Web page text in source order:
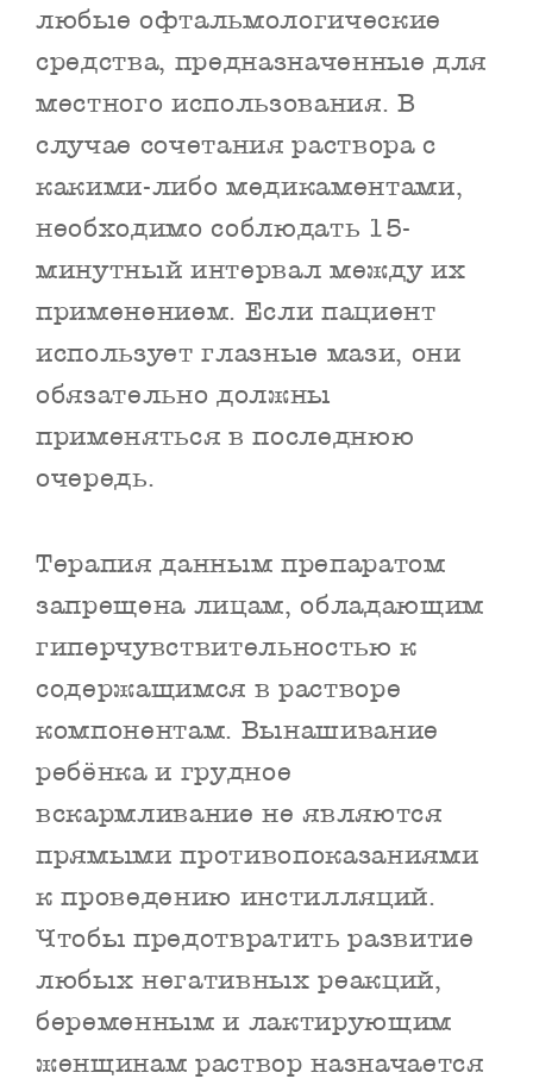
любые офтальмологические
средства, предназначенные для
местного использования. В
случае сочетания раствора с
какими-либо медикаментами,
необходимо соблюдать 15-
минутный интервал между их
применением. Если пациент
использует глазные мази, они
обязательно должны
применяться в последнюю
очередь.
Терапия данным препаратом
запрещена лицам, обладающим
гиперчувствительностью к
содержащимся в растворе
компонентам. Вынашивание
ребёнка и грудное
вскармливание не являются
прямыми противопоказаниями
к проведению инстилляций.
Чтобы предотвратить развитие
любых негативных реакций,
беременным и лактирующим
женщинам раствор назначается